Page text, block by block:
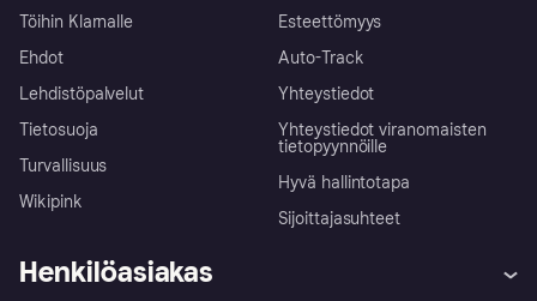
Töihin Klarnalle
Ehdot
Lehdistöpalvelut
Tietosuoja
Turvallisuus
Wikipink
Esteettömyys
Auto-Track
Yhteystiedot
Yhteystiedot viranomaisten
tietopyynnöille
Hyvä hallintotapa
Sijoittajasuhteet
Henkilöasiakas